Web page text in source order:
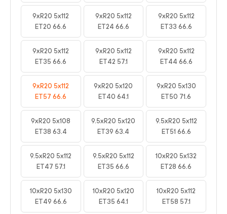
9xR20 5x112
ET20 66.6
9xR20 5x112
ET24 66.6
9xR20 5x112
ET33 66.6
9xR20 5x112
ET35 66.6
9xR20 5x112
ET42 57.1
9xR20 5x112
ET44 66.6
9xR20 5x112
ET57 66.6
9xR20 5x120
ET40 64.1
9xR20 5x130
ET50 71.6
9xR20 5x108
ET38 63.4
9.5xR20 5x120
ET39 63.4
9.5xR20 5x112
ET51 66.6
9.5xR20 5x112
ET47 57.1
9.5xR20 5x112
ET35 66.6
10xR20 5x132
ET28 66.6
10xR20 5x130
ET49 66.6
10xR20 5x120
ET35 64.1
10xR20 5x112
ET58 57.1